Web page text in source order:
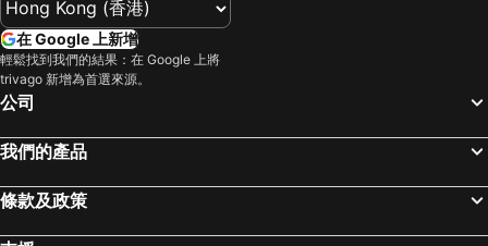
在 Google 上新增
輕鬆找到我們的結果：在 Google 上將
trivago 新增為首選來源。
公司
我們的產品
條款及政策